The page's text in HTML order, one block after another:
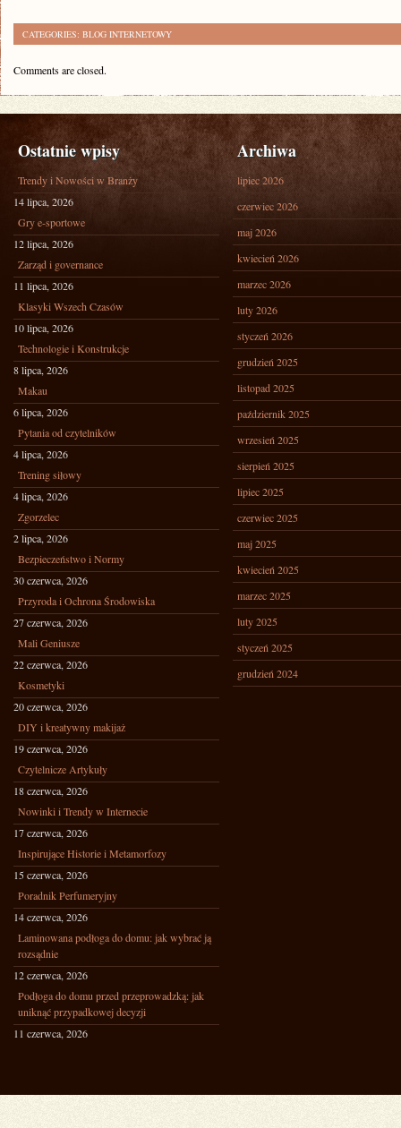
CATEGORIES: BLOG INTERNETOWY
Comments are closed.
Ostatnie wpisy
Trendy i Nowości w Branży
14 lipca, 2026
Gry e-sportowe
12 lipca, 2026
Zarząd i governance
11 lipca, 2026
Klasyki Wszech Czasów
10 lipca, 2026
Technologie i Konstrukcje
8 lipca, 2026
Makau
6 lipca, 2026
Pytania od czytelników
4 lipca, 2026
Trening siłowy
4 lipca, 2026
Zgorzelec
2 lipca, 2026
Bezpieczeństwo i Normy
30 czerwca, 2026
Przyroda i Ochrona Środowiska
27 czerwca, 2026
Mali Geniusze
22 czerwca, 2026
Kosmetyki
20 czerwca, 2026
DIY i kreatywny makijaż
19 czerwca, 2026
Czytelnicze Artykuły
18 czerwca, 2026
Nowinki i Trendy w Internecie
17 czerwca, 2026
Inspirujące Historie i Metamorfozy
15 czerwca, 2026
Poradnik Perfumeryjny
14 czerwca, 2026
Laminowana podłoga do domu: jak wybrać ją
rozsądnie
12 czerwca, 2026
Podłoga do domu przed przeprowadzką: jak
uniknąć przypadkowej decyzji
11 czerwca, 2026
Archiwa
lipiec 2026
czerwiec 2026
maj 2026
kwiecień 2026
marzec 2026
luty 2026
styczeń 2026
grudzień 2025
listopad 2025
październik 2025
wrzesień 2025
sierpień 2025
lipiec 2025
czerwiec 2025
maj 2025
kwiecień 2025
marzec 2025
luty 2025
styczeń 2025
grudzień 2024